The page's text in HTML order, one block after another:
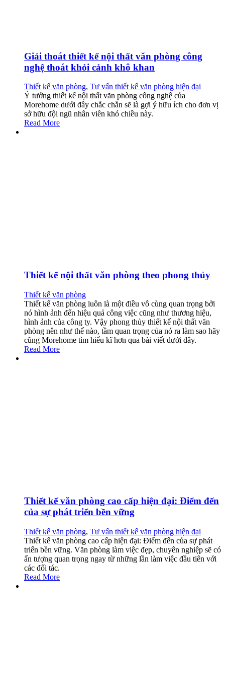
Giải thoát thiết kế nội thất văn phòng công
nghệ thoát khỏi cảnh khô khan
Thiết kế văn phòng, Tư vấn thiết kế văn phòng hiện đại
Ý tưởng thiết kế nội thất văn phòng công nghệ của
Morehome dưới đây chắc chắn sẽ là gợi ý hữu ích cho đơn vị
sở hữu đội ngũ nhân viên khó chiều này.
Read More
Thiết kế nội thất văn phòng theo phong thủy
Thiết kế văn phòng
Thiết kế văn phòng luôn là một điều vô cùng quan trọng bởi
nó hình ảnh đến hiệu quả công việc cũng như thương hiệu,
hình ảnh của công ty. Vậy phong thủy thiết kế nội thất văn
phòng nên như thế nào, tầm quan trọng của nó ra làm sao hãy
cũng Morehome tìm hiểu kĩ hơn qua bài viết dưới đây.
Read More
Thiết kế văn phòng cao cấp hiện đại: Điểm đến
của sự phát triển bền vững
Thiết kế văn phòng, Tư vấn thiết kế văn phòng hiện đại
Thiết kế văn phòng cao cấp hiện đại: Điểm đến của sự phát
triển bền vững. Văn phòng làm việc đẹp, chuyên nghiệp sẽ có
ấn tượng quan trọng ngay từ những lần làm việc đầu tiên với
các đối tác.
Read More